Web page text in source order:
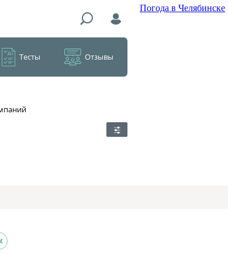
Погода в Челябинске
Тесты Отзывы